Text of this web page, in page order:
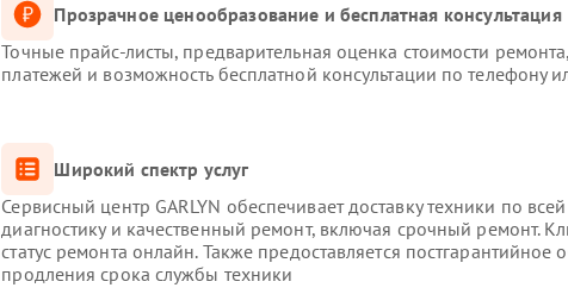
Прозрачное ценообразование и бесплатная консультация
Точные прайс-листы, предварительная оценка стоимости
платежей и возможность бесплатной консультации по телефону
Широкий спектр услуг
Сервисный центр GARLYN обеспечивает доставку техники по
диагностику и качественный ремонт, включая срочный ремонт.
статус ремонта онлайн. Также предоставляется постгарантийное
продления срока службы техники